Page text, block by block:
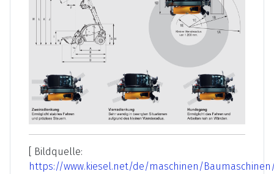
[ Bildquelle:
https://www.kiesel.net/de/maschinen/